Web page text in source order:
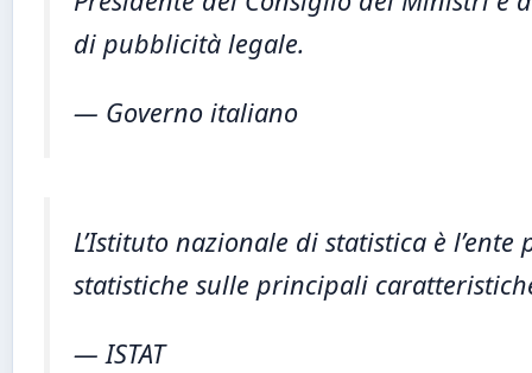
di pubblicità legale.
— Governo italiano
L’Istituto nazionale di statistica è
statistiche sulle principali
— ISTAT